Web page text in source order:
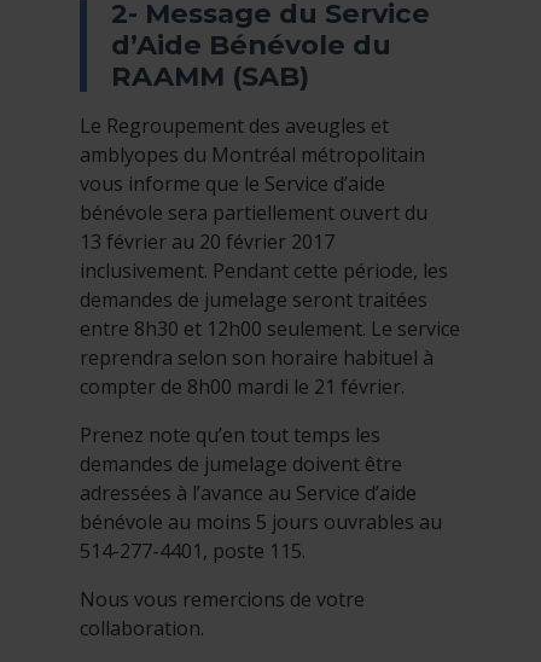
2- Message du Service
d’Aide Bénévole du
RAAMM (SAB)
Le Regroupement des aveugles et
amblyopes du Montréal métropolitain
vous informe que le Service d’aide
bénévole sera partiellement ouvert du
13 février au 20 février 2017
inclusivement. Pendant cette période, les
demandes de jumelage seront traitées
entre 8h30 et 12h00 seulement. Le service
reprendra selon son horaire habituel à
compter de 8h00 mardi le 21 février.
Prenez note qu’en tout temps les
demandes de jumelage doivent être
adressées à l’avance au Service d’aide
bénévole au moins 5 jours ouvrables au
514-277-4401, poste 115.
Nous vous remercions de votre
collaboration.